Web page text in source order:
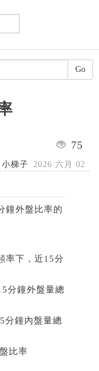
75
小梯子 2026 六月 02
鐘外盤比率的
率下，近15分
分鐘外盤量總
鐘內盤量總
比率
Go